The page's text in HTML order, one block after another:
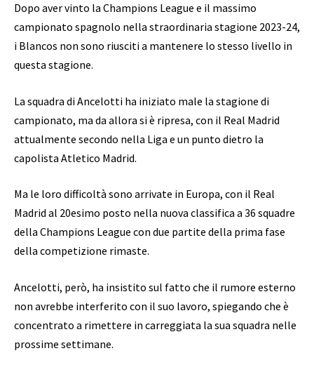
Dopo aver vinto la Champions League e il massimo
campionato spagnolo nella straordinaria stagione 2023-24,
i Blancos non sono riusciti a mantenere lo stesso livello in
questa stagione.
La squadra di Ancelotti ha iniziato male la stagione di
campionato, ma da allora si è ripresa, con il Real Madrid
attualmente secondo nella Liga e un punto dietro la
capolista Atletico Madrid.
Ma le loro difficoltà sono arrivate in Europa, con il Real
Madrid al 20esimo posto nella nuova classifica a 36 squadre
della Champions League con due partite della prima fase
della competizione rimaste.
Ancelotti, però, ha insistito sul fatto che il rumore esterno
non avrebbe interferito con il suo lavoro, spiegando che è
concentrato a rimettere in carreggiata la sua squadra nelle
prossime settimane.